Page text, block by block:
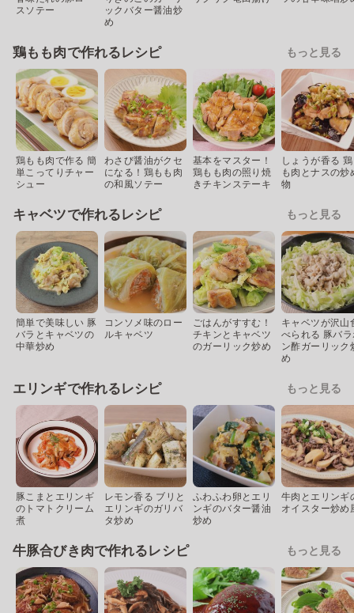
スソテー
ックバター醤油炒
め
鶏もも肉で作れるレシピ もっと見る
鶏もも肉で作る 簡
単こってりチャー
シュー
わさび醤油がクセ
になる！鶏もも肉
の和風ソテー
基本をマスター！
鶏もも肉の照り焼
きチキンステーキ
しょうが香る
も肉とナスの炒
物
キャベツで作れるレシピ もっと見る
簡単で美味しい 豚
バラとキャベツの
中華炒め
コンソメ味のロー
ルキャベツ
ごはんがすすむ！
チキンとキャベツ
のガーリック炒め
キャベツが沢山
べられる 豚バ
ン酢ガーリック
め
エリンギで作れるレシピ もっと見る
豚こまとエリンギ
のトマトクリーム
煮
レモン香る ブリと
エリンギのガリバ
タ炒め
ふわふわ卵とエリ
ンギのバター醤油
炒め
牛肉とエリンギ
オイスター炒め
牛豚合びき肉で作れるレシピ もっと見る